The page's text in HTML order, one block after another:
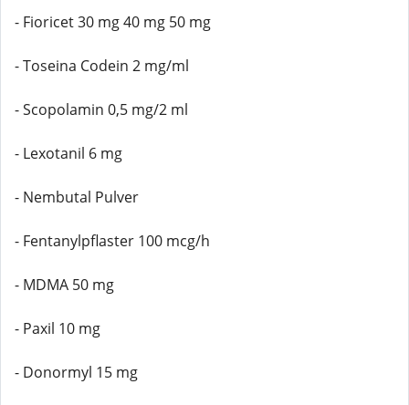
- Fioricet 30 mg 40 mg 50 mg
- Toseina Codein 2 mg/ml
- Scopolamin 0,5 mg/2 ml
- Lexotanil 6 mg
- Nembutal Pulver
- Fentanylpflaster 100 mcg/h
- MDMA 50 mg
- Paxil 10 mg
- Donormyl 15 mg